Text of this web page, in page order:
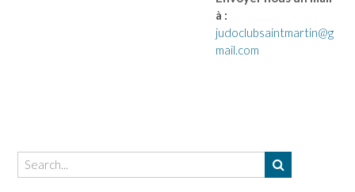
à :
judoclubsaintmartin@g
mail.com